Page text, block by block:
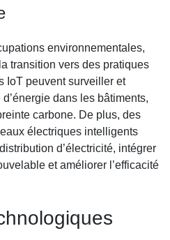
environnementales,
transition vers des pratiques
IoT peuvent surveiller et
dans les bâtiments,
carbone. De plus, des
électriques intelligents
d’électricité, intégrer
et améliorer l’efficacité